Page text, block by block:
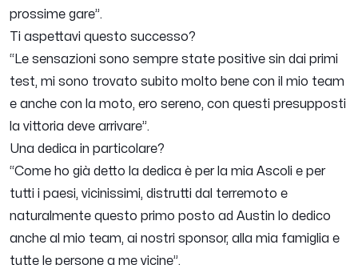
prossime gare”.
Ti aspettavi questo successo?
“Le sensazioni sono sempre state positive sin dai primi
test, mi sono trovato subito molto bene con il mio team
e anche con la moto, ero sereno, con questi presupposti
la vittoria deve arrivare”.
Una dedica in particolare?
“Come ho già detto la dedica è per la mia Ascoli e per
tutti i paesi, vicinissimi, distrutti dal terremoto e
naturalmente questo primo posto ad Austin lo dedico
anche al mio team, ai nostri sponsor, alla mia famiglia e
tutte le persone a me vicine”.